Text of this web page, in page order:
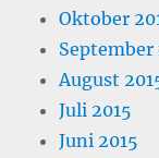
Oktober
September
August
Juli 2015
Juni 2015